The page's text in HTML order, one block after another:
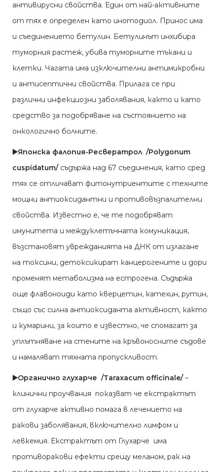
антивирусни свойства. Един от най-активните
от тях е определен като инотодиол. Принос има
и съединението бетулин. Бетулинът инхибира
туморния растеж, убива туморните тъкани и
клетки. Чагата има изключителни антимикробни
и антисептични свойства. Прилага се при
различни инфекциозни заболявания, както и като
средство за подобряване на състоянието на
онкологично болните.
▶️Японска фалопия-Ресвератрол /Polygonum
cuspidatum/съдържа над 67 съединения, като сред
тях се отличават фитонутриентите с техните
мощни антиоксидантни и противовъзпалителни
свойства. Известно е, че те подобряват
имунитета и междуклетъчната комуникация,
възстановят уврежданията на ДНК от излагане
на токсини, детоксикират канцерогените и дори
променят метаболизма на естрогена. Съдържа
още флавоноиди като кверцетин, катехин, рутин,
също със силна антиоксиданта активност, както
и кумарини, за които е известно, че спомагат за
уплътняване на стените на кръвоносните съдове
и намаляват тяхната пропускливост.
▶️Органично глухарче /Taraxacum officinale/–
клинични проучвания показват че екстрактът
от глухарче активно помага в лечението на
ракови заболявания, включително лимфом и
левкемия. Екстрактът от Глухарче има
противоракови ефекти срещу меланом, рак на